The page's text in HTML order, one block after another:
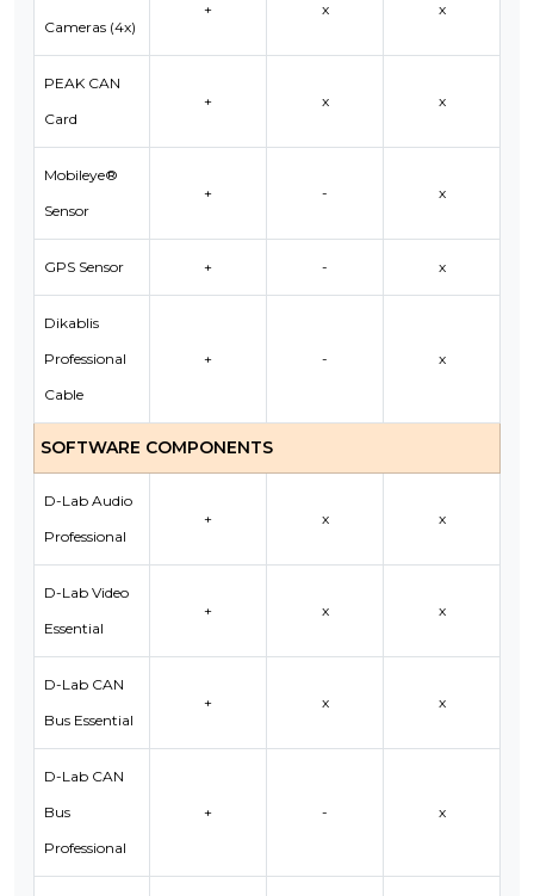
Cameras (4x)
+ x x
PEAK CAN
Card
+ x x
Mobileye®
Sensor
+ - x
GPS Sensor + - x
Dikablis
Professional
Cable
+ - x
SOFTWARE COMPONENTS
D-Lab Audio
Professional
+ x x
D-Lab Video
Essential
+ x x
D-Lab CAN
Bus Essential
+ x x
D-Lab CAN
Bus
Professional
+ - x